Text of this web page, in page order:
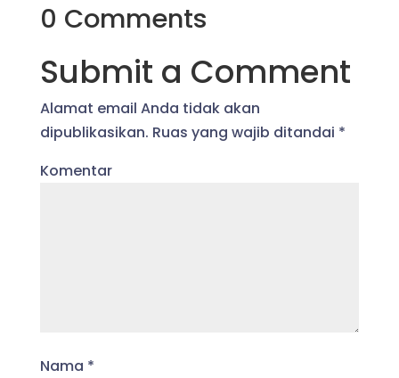
0 Comments
Submit a Comment
Alamat email Anda tidak akan
dipublikasikan. Ruas yang wajib ditandai *
Komentar
Nama *